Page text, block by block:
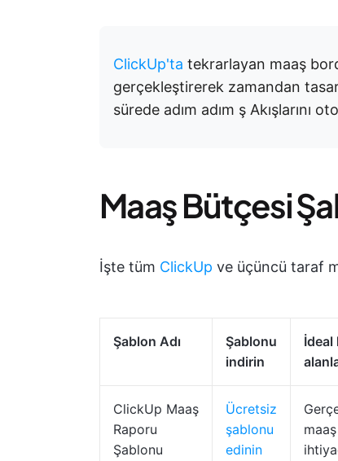
ClickUp'ta tekrarlayan maaş
gerçekleştirerek zamandan
sürede adım adım ş Akışlarını
Maaş Bütçesi
İşte tüm ClickUp ve üçüncü taraf
Şablon Adı
Şablonu
indirin
İdeal
ClickUp Maaş
Raporu
Şablonu
Ücretsiz
şablonu
edinin